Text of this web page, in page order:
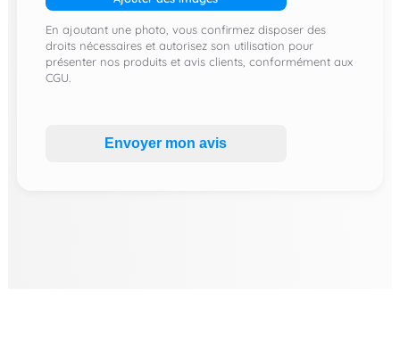
En ajoutant une photo, vous confirmez disposer des
droits nécessaires et autorisez son utilisation pour
présenter nos produits et avis clients, conformément aux
CGU.
Envoyer mon avis